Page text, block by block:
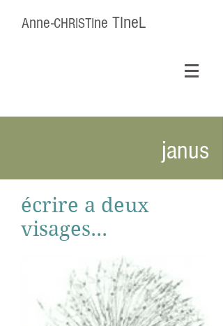
Anne-CHRISTIne TIneL
janus
écrire a deux
visages...